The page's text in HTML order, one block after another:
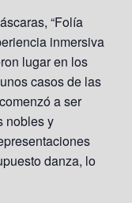
“Folía
inmersiva
lugar en los
casos de las
a ser
nobles y
danza, lo